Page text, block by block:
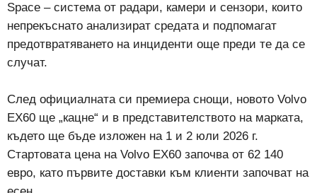
Space – система от радари, камери и сензори, които
непрекъснато анализират средата и подпомагат
предотвратяването на инциденти още преди те да се
случат.
След официалната си премиера снощи, новото Volvo
EX60 ще „кацне“ и в представителството на марката,
където ще бъде изложен на 1 и 2 юли 2026 г.
Стартовата цена на Volvo EX60 започва от 62 140
евро, като първите доставки към клиенти започват на